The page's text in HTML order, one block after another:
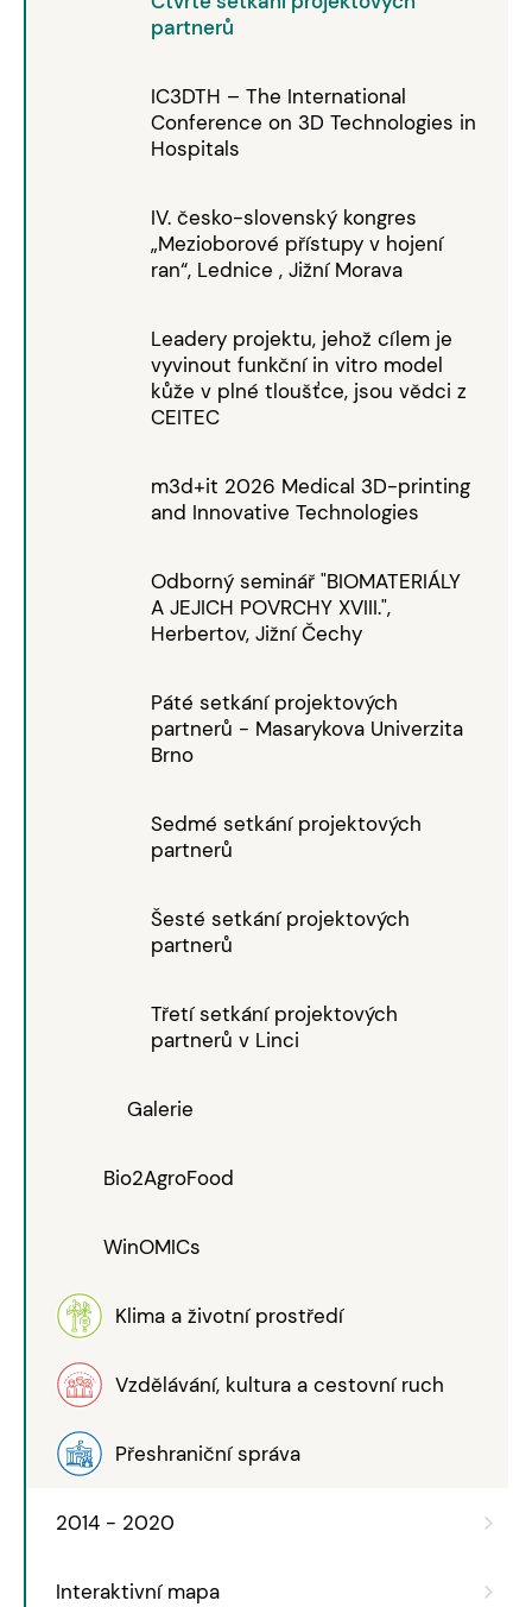
partnerů
IC3DTH – The International
Conference on 3D Technologies in
Hospitals
IV. česko-slovenský kongres
„Mezioborové přístupy v hojení
ran“, Lednice , Jižní Morava
Leadery projektu, jehož cílem je
vyvinout funkční in vitro model
kůže v plné tloušťce, jsou vědci z
CEITEC
m3d+it 2026 Medical 3D-printing
and Innovative Technologies
Odborný seminář "BIOMATERIÁLY
A JEJICH POVRCHY XVIII.",
Herbertov, Jižní Čechy
Páté setkání projektových
partnerů - Masarykova Univerzita
Brno
Sedmé setkání projektových
partnerů
Šesté setkání projektových
partnerů
Třetí setkání projektových
partnerů v Linci
Galerie
Bio2AgroFood
WinOMICs
Klima a životní prostředí
Vzdělávání, kultura a cestovní ruch
Přeshraniční správa
2014 - 2020
Interaktivní mapa